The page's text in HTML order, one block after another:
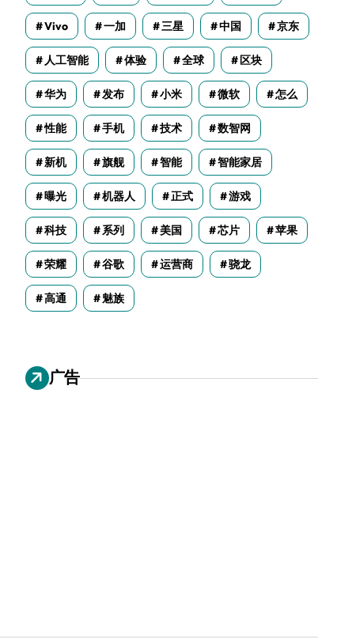
Vivo 一加 三星 中国 京东
人工智能 体验 全球 区块
华为 发布 小米 微软 怎么
性能 手机 技术 数智网
新机 旗舰 智能 智能家居
曝光 机器人 正式 游戏
科技 系列 美国 芯片 苹果
荣耀 谷歌 运营商 骁龙
高通 魅族
广告